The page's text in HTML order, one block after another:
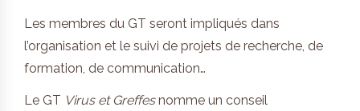
Les membres du GT seront impliqués dans
l’organisation et le suivi de projets de recherche, de
formation, de communication…
Le GT Virus et Greffes nomme un conseil